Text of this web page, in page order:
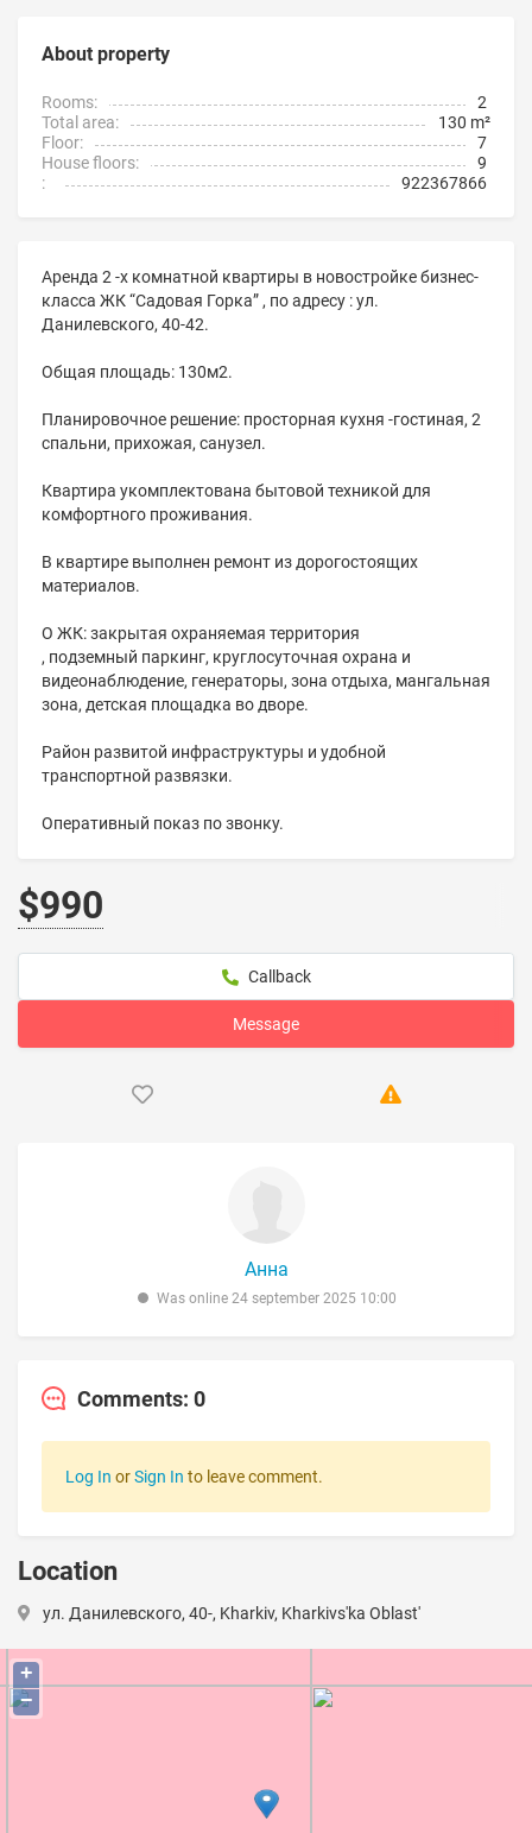
About property
Rooms:
2
Total area:
130 m²
Floor:
7
House floors:
9
:
922367866
Аренда 2 -х комнатной квартиры в новостройке бизнес-
класса ЖК “Садовая Горка” , по адресу : ул.
Данилевского, 40-42.
Общая площадь: 130м2.
Планировочное решение: просторная кухня -гостиная, 2
спальни, прихожая, санузел.
Квартира укомплектована бытовой техникой для
комфортного проживания.
В квартире выполнен ремонт из дорогостоящих
материалов.
О ЖК: закрытая охраняемая территория
, подземный паркинг, круглосуточная охрана и
видеонаблюдение, генераторы, зона отдыха, мангальная
зона, детская площадка во дворе.
Район развитой инфраструктуры и удобной
транспортной развязки.
Оперативный показ по звонку.
$990
Callback
Message
Анна
Was online 24 september 2025 10:00
Comments: 0
Log In orSign In to leave comment.
Location
ул. Данилевского, 40-, Kharkiv, Kharkivs'ka Oblast'
+
−